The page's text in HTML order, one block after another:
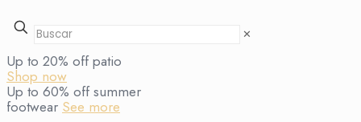
✕
Up to 20% off patio
Shop now
Up to 60% off summer
footwear See more